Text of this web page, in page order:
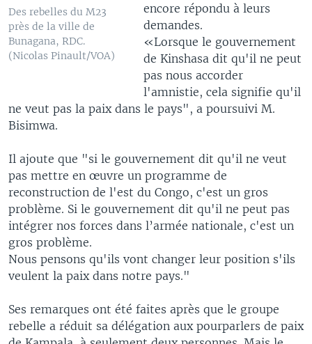
Des rebelles du M23
près de la ville de
Bunagana, RDC.
(Nicolas Pinault/VOA)
encore répondu à leurs
demandes.
«Lorsque le gouvernement
de Kinshasa dit qu'il ne peut
pas nous accorder
l'amnistie, cela signifie qu'il
ne veut pas la paix dans le pays", a poursuivi M.
Bisimwa.
Il ajoute que "si le gouvernement dit qu'il ne veut
pas mettre en œuvre un programme de
reconstruction de l'est du Congo, c'est un gros
problème. Si le gouvernement dit qu'il ne peut pas
intégrer nos forces dans l’armée nationale, c'est un
gros problème.
Nous pensons qu'ils vont changer leur position s'ils
veulent la paix dans notre pays."
Ses remarques ont été faites après que le groupe
rebelle a réduit sa délégation aux pourparlers de paix